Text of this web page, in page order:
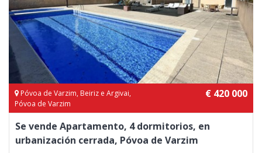
Póvoa de Varzim, Beiriz e Argivai,
Póvoa de Varzim
€ 420 000
Se vende Apartamento, 4 dormitorios, en
urbanización cerrada, Póvoa de Varzim